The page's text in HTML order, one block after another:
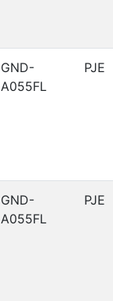
GND-
A055FL
PJE
GND-
A055FL
PJE